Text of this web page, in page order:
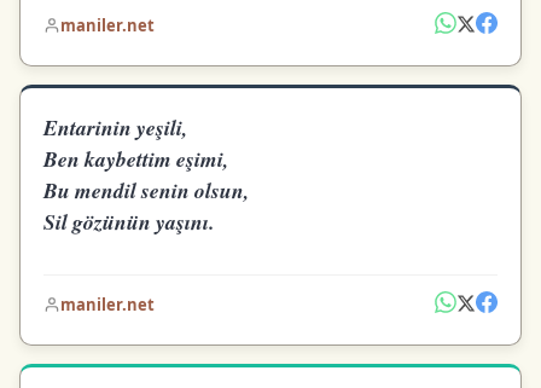
maniler.net
Entarinin yeşili,
Ben kaybettim eşimi,
Bu mendil senin olsun,
Sil gözünün yaşını.
maniler.net